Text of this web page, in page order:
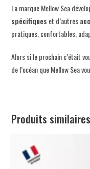
La marque Mellow Sea
spécifiques et d’autres
pratiques, confortables,
Alors si le prochain c’était
de l’océan que Mellow Sea
Produits similaires